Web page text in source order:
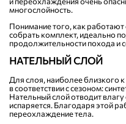
многослойность.
Понимание того, как
собрать комплект, идеально
продолжительности похода и
НАТЕЛЬНЫЙ СЛОЙ
Для слоя, наиболее близкого
в соответствии с сезоном:
Нательный слой отводит
испаряется. Благодаря этой
переохлаждение тела.